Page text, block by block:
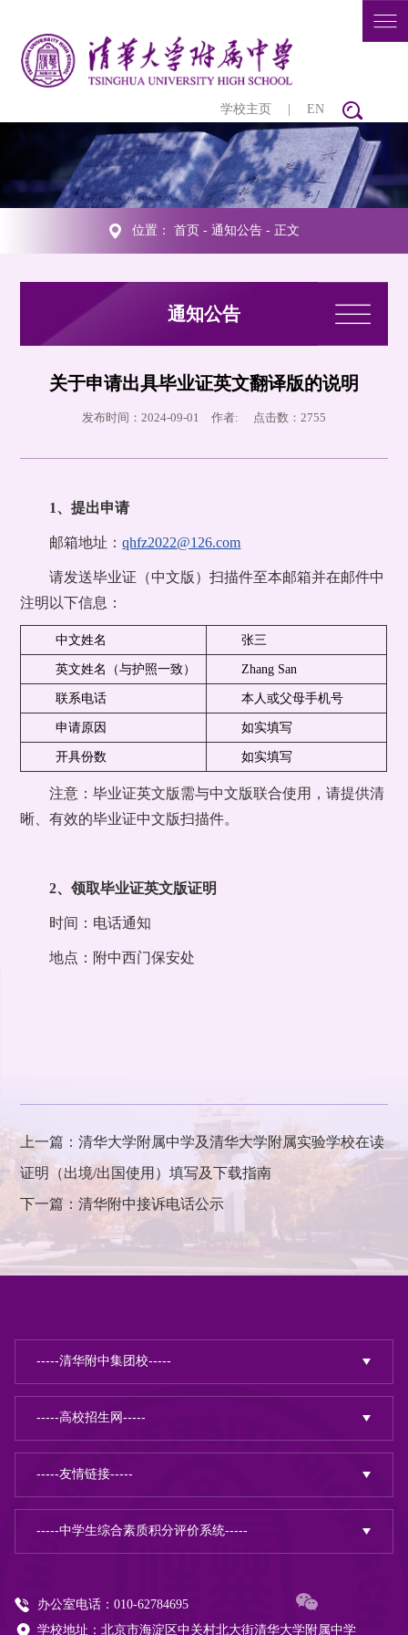
学校主页 EN
位置： 首页- 通知公告- 正文
通知公告
关于申请出具毕业证英文翻译版的说明
发布时间：2024-09-01 作者: 点击数： 2755
1、提出申请
邮箱地址：qhfz2022@126.com
请发送毕业证（中文版）扫描件至本邮箱并在邮件中
注明以下信息：
中文姓名 张三
英文姓名（与护照一致） Zhang San
联系电话 本人或父母手机号
申请原因 如实填写
开具份数 如实填写
注意：毕业证英文版需与中文版联合使用，请提供清
晰、有效的毕业证中文版扫描件。
2、领取毕业证英文版证明
时间：电话通知
地点：附中西门保安处
上一篇：清华大学附属中学及清华大学附属实验学校在读
证明（出境/出国使用）填写及下载指南
下一篇：清华附中接诉电话公示
办公室电话：010-62784695
学校地址：北京市海淀区中关村北大街清华大学附属中学